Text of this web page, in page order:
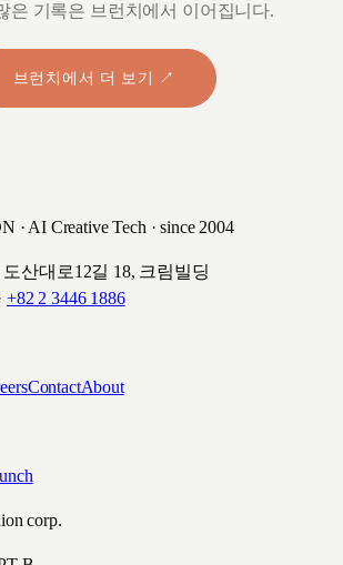
은 기록은 브런치에서 이어집니다.
브런치에서 더 보기 ↗
AI Creative Tech · since 2004
산대로12길 18, 크림빌딩
+82 2 3446 1886
ContactAbout
corp.